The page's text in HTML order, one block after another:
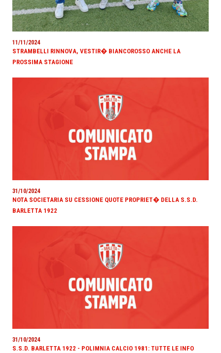
11/11/2024
STRAMBELLI RINNOVA, VESTIR� BIANCOROSSO ANCHE LA
PROSSIMA STAGIONE
31/10/2024
NOTA SOCIETARIA SU CESSIONE QUOTE PROPRIET� DELLA S.S.D.
BARLETTA 1922
31/10/2024
S.S.D. BARLETTA 1922 - POLIMNIA CALCIO 1981: TUTTE LE INFO